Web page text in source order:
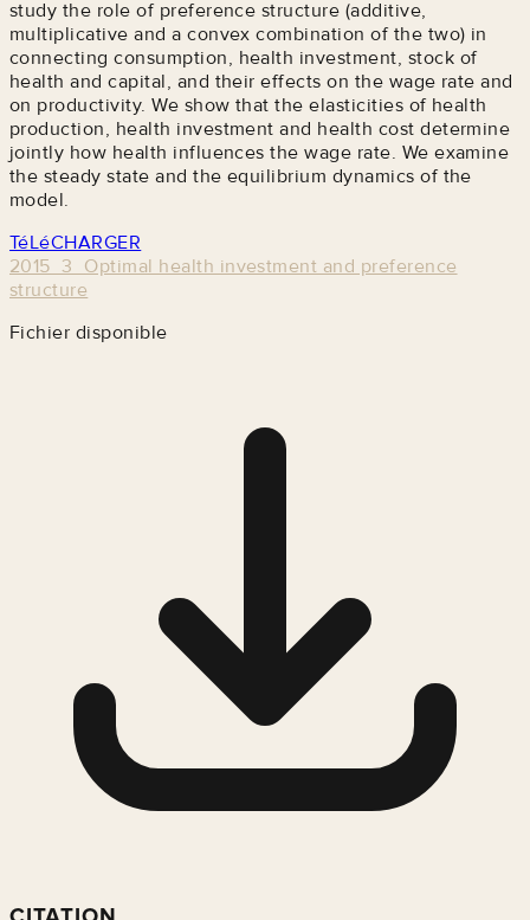
study the role of preference structure (additive,
multiplicative and a convex combination of the two) in
connecting consumption, health investment, stock of
health and capital, and their effects on the wage rate and
on productivity. We show that the elasticities of health
production, health investment and health cost determine
jointly how health influences the wage rate. We examine
the steady state and the equilibrium dynamics of the
model.
TéLéCHARGER
2015_3_Optimal health investment and preference
structure
Fichier disponible